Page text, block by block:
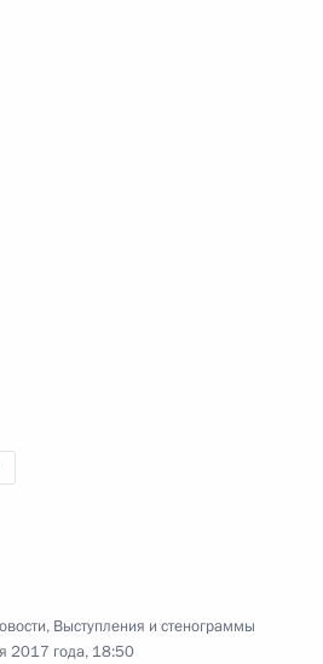
, Выступления и стенограммы
2017 года, 18:50